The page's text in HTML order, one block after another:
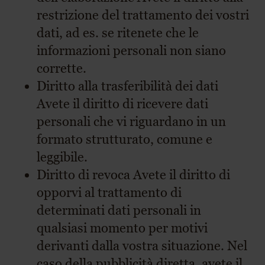
restrizione del trattamento dei vostri
dati, ad es. se ritenete che le
informazioni personali non siano
corrette.
Diritto alla trasferibilità dei dati
Avete il diritto di ricevere dati
personali che vi riguardano in un
formato strutturato, comune e
leggibile.
Diritto di revoca Avete il diritto di
opporvi al trattamento di
determinati dati personali in
qualsiasi momento per motivi
derivanti dalla vostra situazione. Nel